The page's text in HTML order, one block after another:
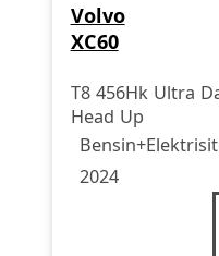
Volvo
XC60
T8 456Hk Ultra
Head Up
Drivstoff
Girkasse
Kjørelengde
årsmodell
2024